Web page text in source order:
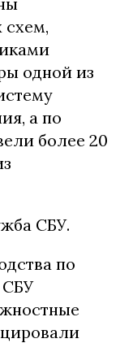
схем,
одной из
а по
более 20
СБУ.
по
СБУ